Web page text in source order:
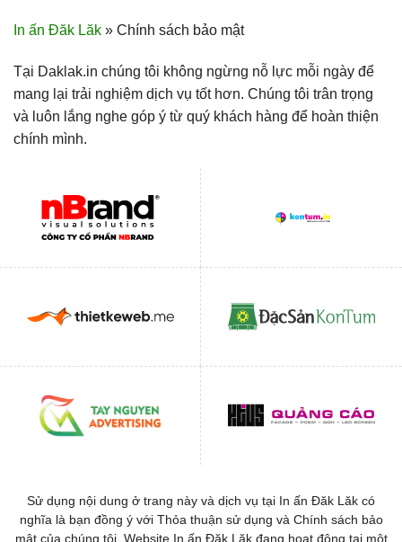
In ấn Đăk Lăk » Chính sách bảo mật
Tại Daklak.in chúng tôi không ngừng nỗ lực mỗi ngày để
mang lại trải nghiệm dịch vụ tốt hơn. Chúng tôi trân trọng
và luôn lắng nghe góp ý từ quý khách hàng để hoàn thiện
chính mình.
Sử dụng nội dung ở trang này và dịch vụ tại In ấn Đăk Lăk có
nghĩa là bạn đồng ý với Thỏa thuận sử dụng và Chính sách bảo
mật của chúng tôi. Website In ấn Đăk Lăk đang hoạt động tại một